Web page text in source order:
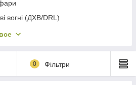
вогні (ДХВ/DRL)
для балок/фар
0 Фільтри